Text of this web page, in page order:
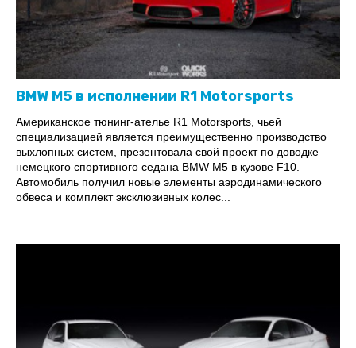
BMW M5 в исполнении R1 Motorsports
Американское тюнинг-ателье R1 Motorsports, чьей
специализацией является преимущественно производство
выхлопных систем, презентовала свой проект по доводке
немецкого спортивного седана BMW M5 в кузове F10.
Автомобиль получил новые элементы аэродинамического
обвеса и комплект эксклюзивных колес...